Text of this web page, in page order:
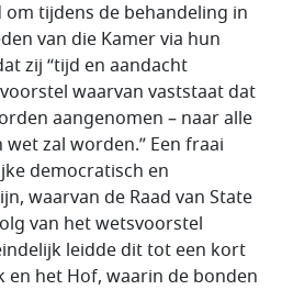
tijdens de behandeling in
van die Kamer via hun
zij “tijd en aandacht
waarvan vaststaat dat
aangenomen – naar alle
zal worden.” Een fraai
democratisch en
waarvan de Raad van State
van het wetsvoorstel
leidde dit tot een kort
en het Hof, waarin de bonden